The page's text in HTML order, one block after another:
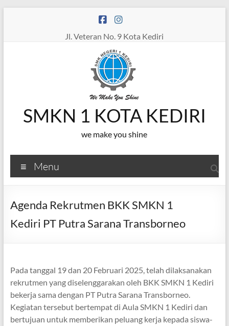
Jl. Veteran No. 9 Kota Kediri
SMKN 1 KOTA KEDIRI
we make you shine
Menu
Agenda Rekrutmen BKK SMKN 1
Kediri PT Putra Sarana Transborneo
Pada tanggal 19 dan 20 Februari 2025, telah dilaksanakan
rekrutmen yang diselenggarakan oleh BKK SMKN 1 Kediri
bekerja sama dengan PT Putra Sarana Transborneo.
Kegiatan tersebut bertempat di Aula SMKN 1 Kediri dan
bertujuan untuk memberikan peluang kerja kepada siswa-